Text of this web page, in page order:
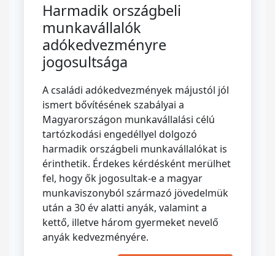
Harmadik országbeli
munkavállalók
adókedvezményre
jogosultsága
A családi adókedvezmények májustól jól
ismert bővítésének szabályai a
Magyarországon munkavállalási célú
tartózkodási engedéllyel dolgozó
harmadik országbeli munkavállalókat is
érinthetik. Érdekes kérdésként merülhet
fel, hogy ők jogosultak-e a magyar
munkaviszonyból származó jövedelmük
után a 30 év alatti anyák, valamint a
kettő, illetve három gyermeket nevelő
anyák kedvezményére.